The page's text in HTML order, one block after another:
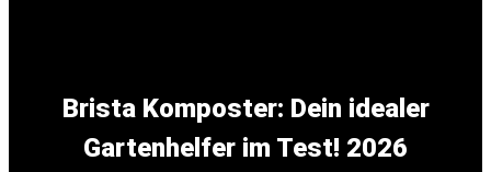
Brista Komposter: Dein idealer
Gartenhelfer im Test! 2026